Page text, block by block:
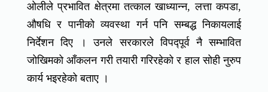
ओलीले प्रभावित क्षेत्रमा तत्काल खाध्यान्न, लत्ता कपडा,
औषधि र पानीको व्यवस्था गर्न पनि सम्बद्ध निकायलाई
निर्देशन दिए । उनले सरकारले विपद्पूर्व नै सम्भावित
जोखिमको आँकलन गरी तयारी गरिरहेको र हाल सोही नुरुप
कार्य भइरहेको बताए ।